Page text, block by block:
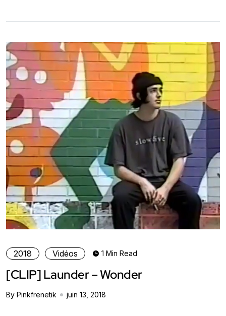
2018 Vidéos 1 Min Read
[CLIP] Launder – Wonder
By Pinkfrenetik juin 13, 2018